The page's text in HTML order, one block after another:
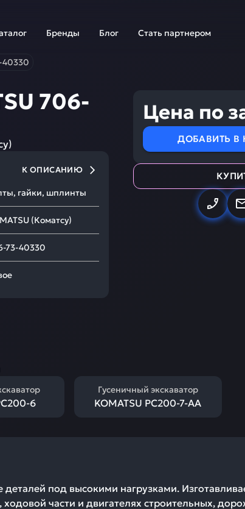
Бренды Блог Стать партнером
40330
706-
)
К ОПИСАНИЮ
гайки, шплинты
(Коматсу)
73-40330
Цена по
ДОБАВИТЬ В
6
Гусеничный экскаватор
KOMATSU PC200-7-AA
под высокими нагрузками.
части и двигателях строительных,